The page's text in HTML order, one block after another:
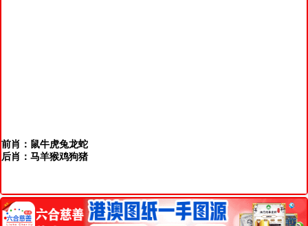
前肖：鼠牛虎兔龙蛇
后肖：马羊猴鸡狗猪